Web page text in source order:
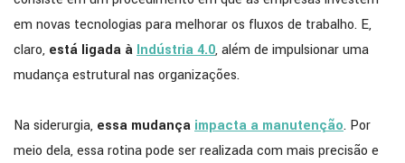
em novas tecnologias para melhorar os fluxos de trabalho. E,
claro, está ligada àIndústria 4.0, além de impulsionar uma
mudança estrutural nas organizações.
Na siderurgia, essa mudança impacta a manutenção. Por
meio dela, essa rotina pode ser realizada com mais precisão e